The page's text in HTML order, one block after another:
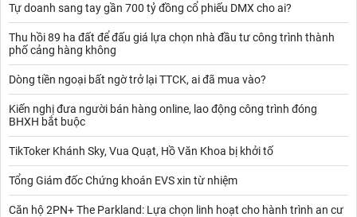
Tự doanh sang tay gần 700 tỷ đồng cổ phiếu DMX cho ai?
Thu hồi 89 ha đất để đấu giá lựa chọn nhà đầu tư công trình thành
phố cảng hàng không
Dòng tiền ngoại bất ngờ trở lại TTCK, ai đã mua vào?
Kiến nghị đưa người bán hàng online, lao động công trình đóng
BHXH bắt buộc
TikToker Khánh Sky, Vua Quạt, Hồ Văn Khoa bị khởi tố
Tổng Giám đốc Chứng khoán EVS xin từ nhiệm
Căn hộ 2PN+ The Parkland: Lựa chọn linh hoạt cho hành trình an cư